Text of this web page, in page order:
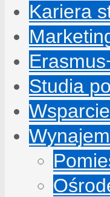
Kariera
Studia